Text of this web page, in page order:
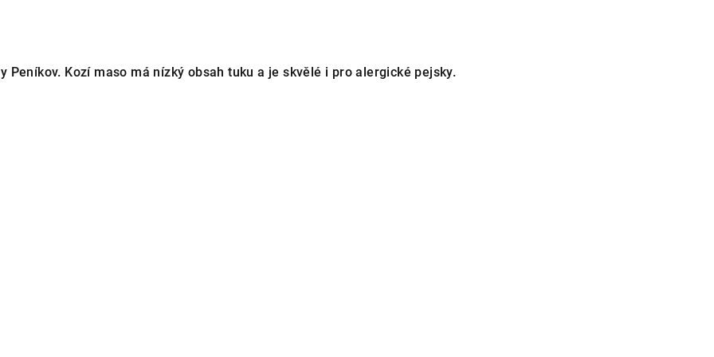
Peníkov. Kozí maso má nízký obsah tuku a je skvělé i pro alergické pejsky.